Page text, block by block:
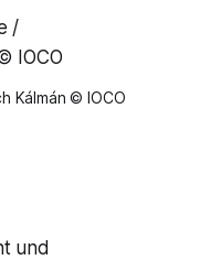
Kálmán © IOCO
und